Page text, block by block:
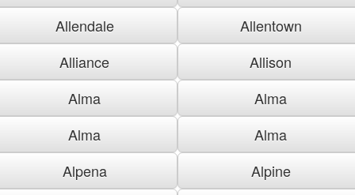
Allendale
Allentown
Alliance
Allison
Alma
Alma
Alma
Alma
Alpena
Alpine